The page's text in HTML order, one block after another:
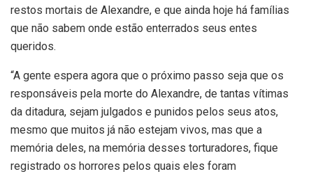
restos mortais de Alexandre, e que ainda hoje há famílias
que não sabem onde estão enterrados seus entes
queridos.
“A gente espera agora que o próximo passo seja que os
responsáveis pela morte do Alexandre, de tantas vítimas
da ditadura, sejam julgados e punidos pelos seus atos,
mesmo que muitos já não estejam vivos, mas que a
memória deles, na memória desses torturadores, fique
registrado os horrores pelos quais eles foram